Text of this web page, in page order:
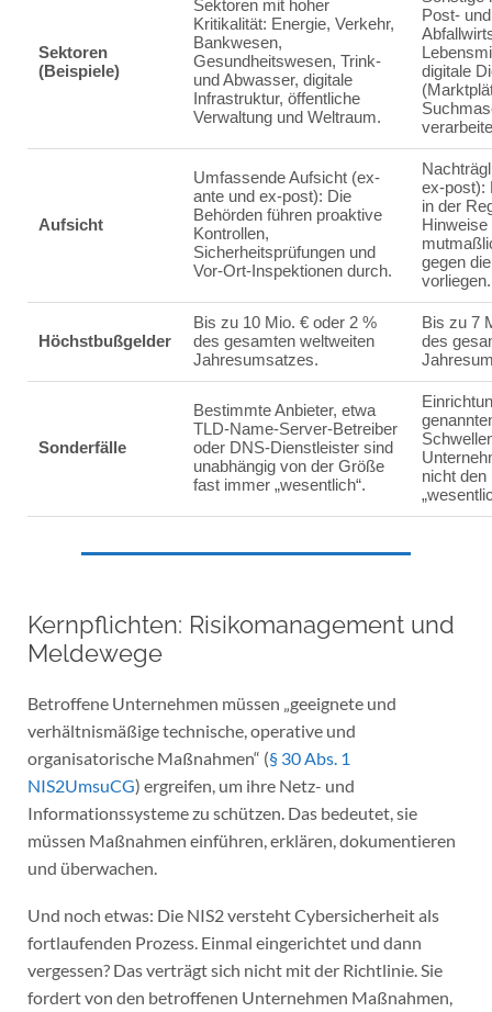
Sektoren
(Beispiele)
Sektoren mit hoher
Kritikalität: Energie, Verkehr,
Bankwesen,
Gesundheitswesen, Trink-
und Abwasser, digitale
Infrastruktur, öffentliche
Verwaltung und Weltraum.
Post-
digitale
Aufsicht
Umfassende Aufsicht (ex-
ante und ex-post): Die
Behörden führen proaktive
Kontrollen,
Sicherheitsprüfungen und
Vor-Ort-Inspektionen durch.
ex-post):
in der
Hinweise
gegen
vorliegen.
Höchstbußgelder
Bis zu 10 Mio. € oder 2 %
des gesamten weltweiten
Jahresumsatzes.
Bis zu 7
des
Sonderfälle
Bestimmte Anbieter, etwa
TLD-Name-Server-Betreiber
oder DNS-Dienstleister sind
unabhängig von der Größe
fast immer „wesentlich“.
nicht den
Kernpflichten: Risikomanagement und
Meldewege
Betroffene Unternehmen müssen „geeignete und
verhältnismäßige technische, operative und
organisatorische Maßnahmen“ (§ 30 Abs. 1
NIS2UmsuCG) ergreifen, um ihre Netz- und
Informationssysteme zu schützen. Das bedeutet, sie
müssen Maßnahmen einführen, erklären, dokumentieren
und überwachen.
Und noch etwas: Die NIS2 versteht Cybersicherheit als
fortlaufenden Prozess. Einmal eingerichtet und dann
vergessen? Das verträgt sich nicht mit der Richtlinie. Sie
fordert von den betroffenen Unternehmen Maßnahmen,